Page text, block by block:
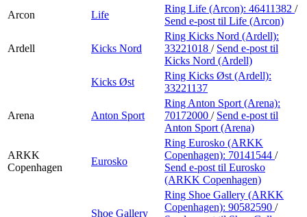
Arcon
Life
Ring Life (Arcon): 46411382 /
Send e-post til Life (Arcon)
Ardell Kicks Nord
Ring Kicks Nord (Ardell):
33221018 / Send e-post til
Kicks Nord (Ardell)
Kicks Øst
Ring Kicks Øst (Ardell):
33221137
Arena Anton Sport
Ring Anton Sport (Arena):
70172000 / Send e-post til
Anton Sport (Arena)
ARKK
Copenhagen
Eurosko
Ring Eurosko (ARKK
Copenhagen): 70141544 /
Send e-post til Eurosko
(ARKK Copenhagen)
Shoe Gallery
Ring Shoe Gallery (ARKK
Copenhagen): 90582590 /